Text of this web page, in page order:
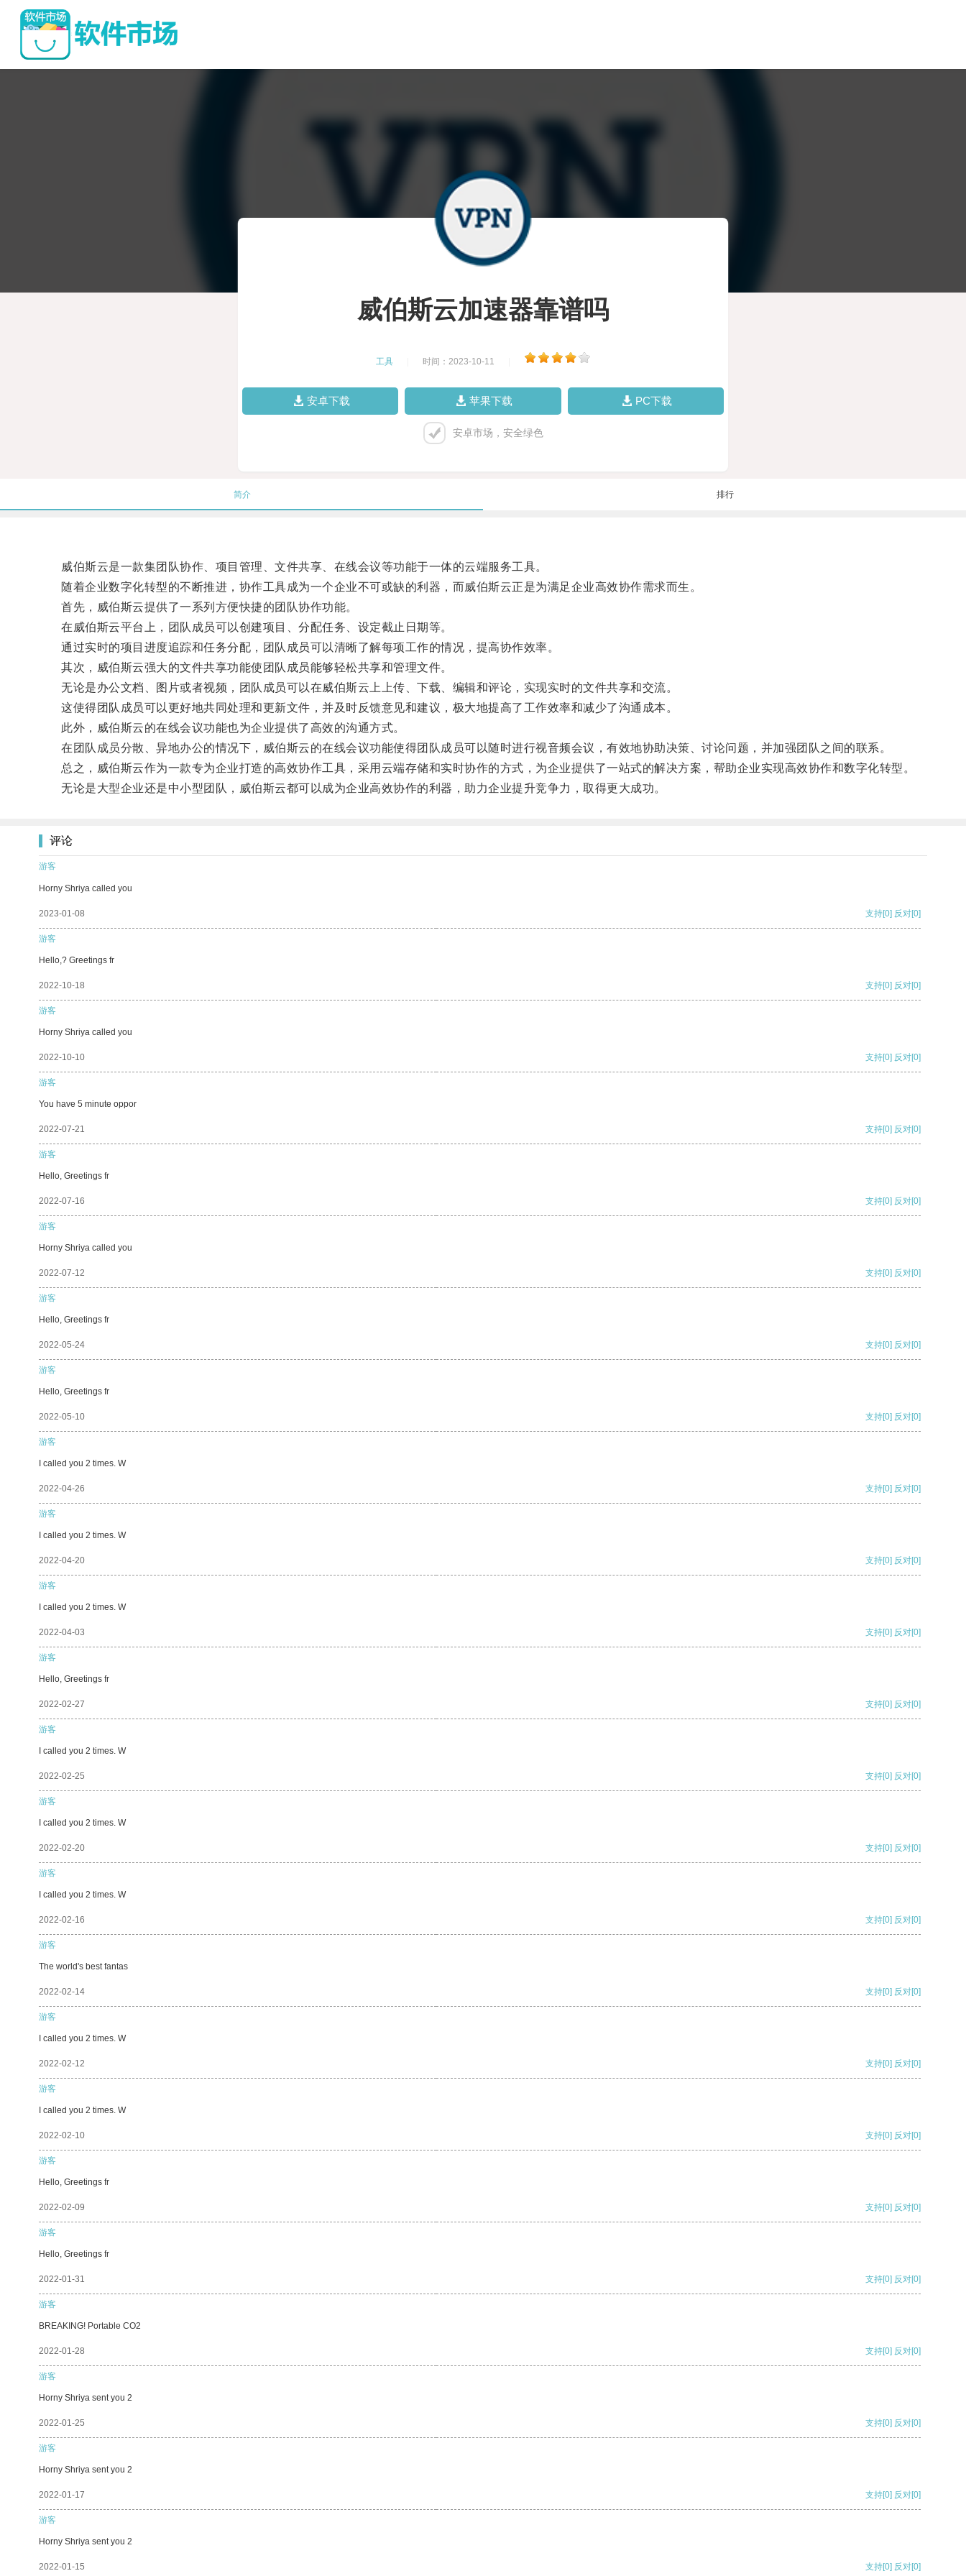
威伯斯云加速器靠谱吗
工具 时间：2023-10-11
安卓下载 苹果下载 PC下载
安卓市场，安全绿色
简介 排行
威伯斯云是一款集团队协作、项目管理、文件共享、在线会议等功能于一体的云端服务工具。
随着企业数字化转型的不断推进，协作工具成为一个企业不可或缺的利器，而威伯斯云正是为满足企业高效协作需求而生。
首先，威伯斯云提供了一系列方便快捷的团队协作功能。
在威伯斯云平台上，团队成员可以创建项目、分配任务、设定截止日期等。
通过实时的项目进度追踪和任务分配，团队成员可以清晰了解每项工作的情况，提高协作效率。
其次，威伯斯云强大的文件共享功能使团队成员能够轻松共享和管理文件。
无论是办公文档、图片或者视频，团队成员可以在威伯斯云上上传、下载、编辑和评论，实现实时的文件共享和交流。
这使得团队成员可以更好地共同处理和更新文件，并及时反馈意见和建议，极大地提高了工作效率和减少了沟通成本。
此外，威伯斯云的在线会议功能也为企业提供了高效的沟通方式。
在团队成员分散、异地办公的情况下，威伯斯云的在线会议功能使得团队成员可以随时进行视音频会议，有效地协助决策、讨论问题，并加强团队之间的联系。
总之，威伯斯云作为一款专为企业打造的高效协作工具，采用云端存储和实时协作的方式，为企业提供了一站式的解决方案，帮助企业实现高效协作和数字化转型。
无论是大型企业还是中小型团队，威伯斯云都可以成为企业高效协作的利器，助力企业提升竞争力，取得更大成功。
评论
游客
Horny Shriya called you
2023-01-08 支持[0] 反对[0]
游客
Hello,? Greetings fr
2022-10-18 支持[0] 反对[0]
游客
Horny Shriya called you
2022-10-10 支持[0] 反对[0]
游客
You have 5 minute oppor
2022-07-21 支持[0] 反对[0]
游客
Hello, Greetings fr
2022-07-16 支持[0] 反对[0]
游客
Horny Shriya called you
2022-07-12 支持[0] 反对[0]
游客
Hello, Greetings fr
2022-05-24 支持[0] 反对[0]
游客
Hello, Greetings fr
2022-05-10 支持[0] 反对[0]
游客
I called you 2 times. W
2022-04-26 支持[0] 反对[0]
游客
I called you 2 times. W
2022-04-20 支持[0] 反对[0]
游客
I called you 2 times. W
2022-04-03 支持[0] 反对[0]
游客
Hello, Greetings fr
2022-02-27 支持[0] 反对[0]
游客
I called you 2 times. W
2022-02-25 支持[0] 反对[0]
游客
I called you 2 times. W
2022-02-20 支持[0] 反对[0]
游客
I called you 2 times. W
2022-02-16 支持[0] 反对[0]
游客
The world's best fantas
2022-02-14 支持[0] 反对[0]
游客
I called you 2 times. W
2022-02-12 支持[0] 反对[0]
游客
I called you 2 times. W
2022-02-10 支持[0] 反对[0]
游客
Hello, Greetings fr
2022-02-09 支持[0] 反对[0]
游客
Hello, Greetings fr
2022-01-31 支持[0] 反对[0]
游客
BREAKING! Portable CO2
2022-01-28 支持[0] 反对[0]
游客
Horny Shriya sent you 2
2022-01-25 支持[0] 反对[0]
游客
Horny Shriya sent you 2
2022-01-17 支持[0] 反对[0]
游客
Horny Shriya sent you 2
2022-01-15 支持[0] 反对[0]